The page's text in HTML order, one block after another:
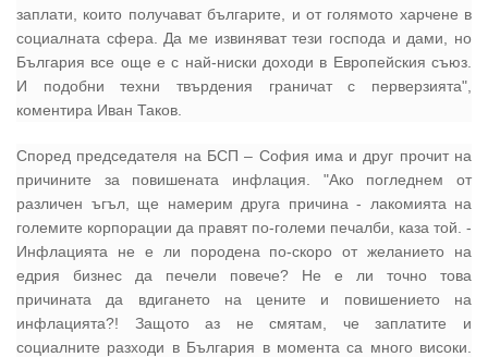
заплати, които получават българите, и от голямото харчене в
социалната сфера. Да ме извиняват тези господа и дами, но
България все още е с най-ниски доходи в Европейския съюз.
И подобни техни твърдения граничат с перверзията",
коментира Иван Таков.
Според председателя на БСП – София има и друг прочит на
причините за повишената инфлация. "Ако погледнем от
различен ъгъл, ще намерим друга причина - лакомията на
големите корпорации да правят по-големи печалби, каза той. -
Инфлацията не е ли породена по-скоро от желанието на
едрия бизнес да печели повече? Не е ли точно това
причината да вдигането на цените и повишението на
инфлацията?! Защото аз не смятам, че заплатите и
социалните разходи в България в момента са много високи.